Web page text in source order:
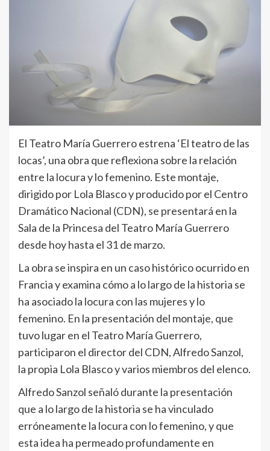
El Teatro María Guerrero estrena ‘El teatro de las
locas’, una obra que reflexiona sobre la relación
entre la locura y lo femenino. Este montaje,
dirigido por Lola Blasco y producido por el Centro
Dramático Nacional (CDN), se presentará en la
Sala de la Princesa del Teatro María Guerrero
desde hoy hasta el 31 de marzo.
La obra se inspira en un caso histórico ocurrido en
Francia y examina cómo a lo largo de la historia se
ha asociado la locura con las mujeres y lo
femenino. En la presentación del montaje, que
tuvo lugar en el Teatro María Guerrero,
participaron el director del CDN, Alfredo Sanzol,
la propia Lola Blasco y varios miembros del elenco.
Alfredo Sanzol señaló durante la presentación
que a lo largo de la historia se ha vinculado
erróneamente la locura con lo femenino, y que
esta idea ha permeado profundamente en